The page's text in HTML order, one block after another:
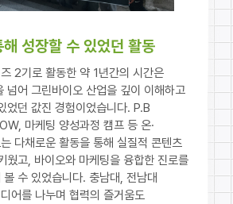
성장할 수 있었던 활동
2기로 활동한 약 1년간의 시간은
넘어 그린바이오 산업을 깊이 이해하고
었던 값진 경험이었습니다. P.B
마케팅 양성과정 캠프 등 온·
다채로운 활동을 통해 실질적 콘텐츠
웠고, 바이오와 마케팅을 융합한 진로를
수 있었습니다. 충남대, 전남대
어를 나누며 협력의 즐거움도